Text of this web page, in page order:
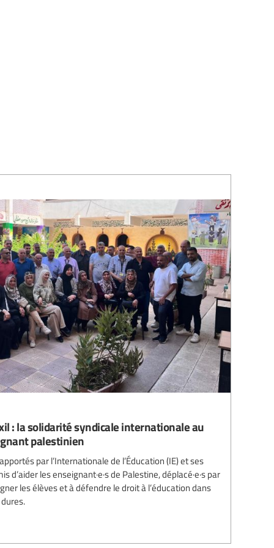
: la solidarité syndicale internationale au
palestinien
par l’Internationale de l’Éducation (IE) et ses
les enseignant·e·s de Palestine, déplacé·e·s par
les élèves et à défendre le droit à l’éducation dans